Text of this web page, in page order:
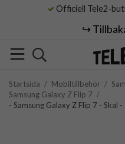
Officiell Tele2-
↪️
Startsida / Mobiltillbehör /
Samsung Galaxy Z Flip 7 /
- Samsung Galaxy Z Flip 7 - Skal